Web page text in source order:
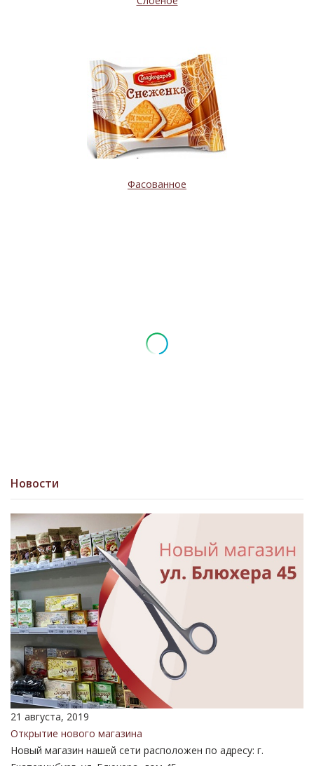
Фасованное
Новости
21 августа, 2019
Открытие нового магазина
Новый магазин нашей сети расположен по адресу: г.